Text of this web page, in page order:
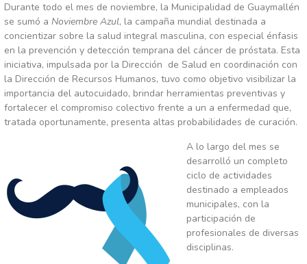
Durante todo el mes de noviembre, la Municipalidad de Guaymallén
se sumó a Noviembre Azul, la campaña mundial destinada a
concientizar sobre la salud integral masculina, con especial énfasis
en la prevención y detección temprana del cáncer de próstata. Esta
iniciativa, impulsada por la Dirección de Salud en coordinación con
la Dirección de Recursos Humanos, tuvo como objetivo visibilizar la
importancia del autocuidado, brindar herramientas preventivas y
fortalecer el compromiso colectivo frente a un a enfermedad que,
tratada oportunamente, presenta altas probabilidades de curación.
A lo largo del mes se
desarrolló un completo
ciclo de actividades
destinado a empleados
municipales, con la
participación de
profesionales de diversas
disciplinas.